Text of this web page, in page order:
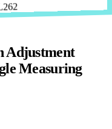
Adjustment
Measuring